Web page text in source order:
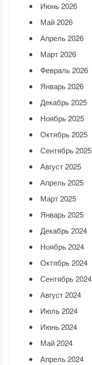
Июнь 2026
Май 2026
Апрель 2026
Март 2026
Февраль 2026
Январь 2026
Декабрь 2025
Ноябрь 2025
Октябрь 2025
Сентябрь 2025
Август 2025
Апрель 2025
Март 2025
Январь 2025
Декабрь 2024
Ноябрь 2024
Октябрь 2024
Сентябрь 2024
Август 2024
Июль 2024
Июнь 2024
Май 2024
Апрель 2024